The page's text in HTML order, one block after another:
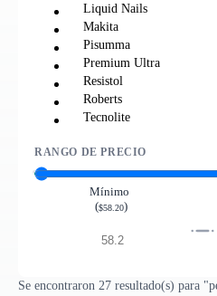
Liquid Nails
Makita
Pisumma
Premium Ultra
Resistol
Roberts
Tecnolite
RANGO DE PRECIO
Mínimo
($58.20)
Se encontraron 27 resultado(s) para